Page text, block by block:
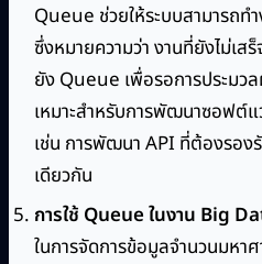
Queue ช่วยให้ระบบสามารถ
ซึ่งหมายความว่า งานที่ยังไม่เ
ยัง Queue เพื่อรอการประมว
เหมาะสำหรับการพัฒนาซอฟต์
เช่น การพัฒนา API ที่ต้องรอง
เดียวกัน
การใช้ Queue ในงาน Big
ในการจัดการข้อมูลจำนวนมห